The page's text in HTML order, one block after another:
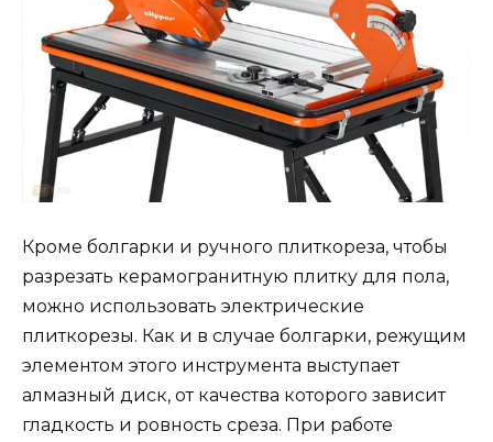
Кроме болгарки и ручного плиткореза, чтобы
разрезать керамогранитную плитку для пола,
можно использовать электрические
плиткорезы. Как и в случае болгарки, режущим
элементом этого инструмента выступает
алмазный диск, от качества которого зависит
гладкость и ровность среза. При работе